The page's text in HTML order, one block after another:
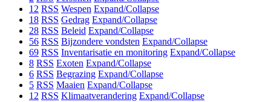
12 RSS Wespen Expand/Collapse
18 RSS Gedrag Expand/Collapse
28 RSS Beleid Expand/Collapse
56 RSS Bijzondere vondsten Expand/Collapse
69 RSS Inventarisatie en monitoring Expand/Collapse
8 RSS Exoten Expand/Collapse
6 RSS Begrazing Expand/Collapse
5 RSS Maaien Expand/Collapse
12 RSS Klimaatverandering Expand/Collapse